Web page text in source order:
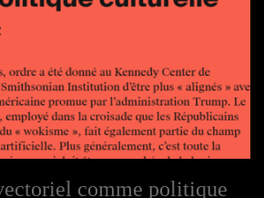
comme politique